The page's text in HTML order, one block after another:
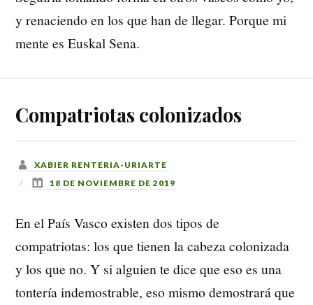
y renaciendo en los que han de llegar. Porque mi
mente es Euskal Sena.
Compatriotas colonizados
XABIER RENTERIA-URIARTE
18 DE NOVIEMBRE DE 2019
En el País Vasco existen dos tipos de
compatriotas: los que tienen la cabeza colonizada
y los que no. Y si alguien te dice que eso es una
tontería indemostrable, eso mismo demostrará que